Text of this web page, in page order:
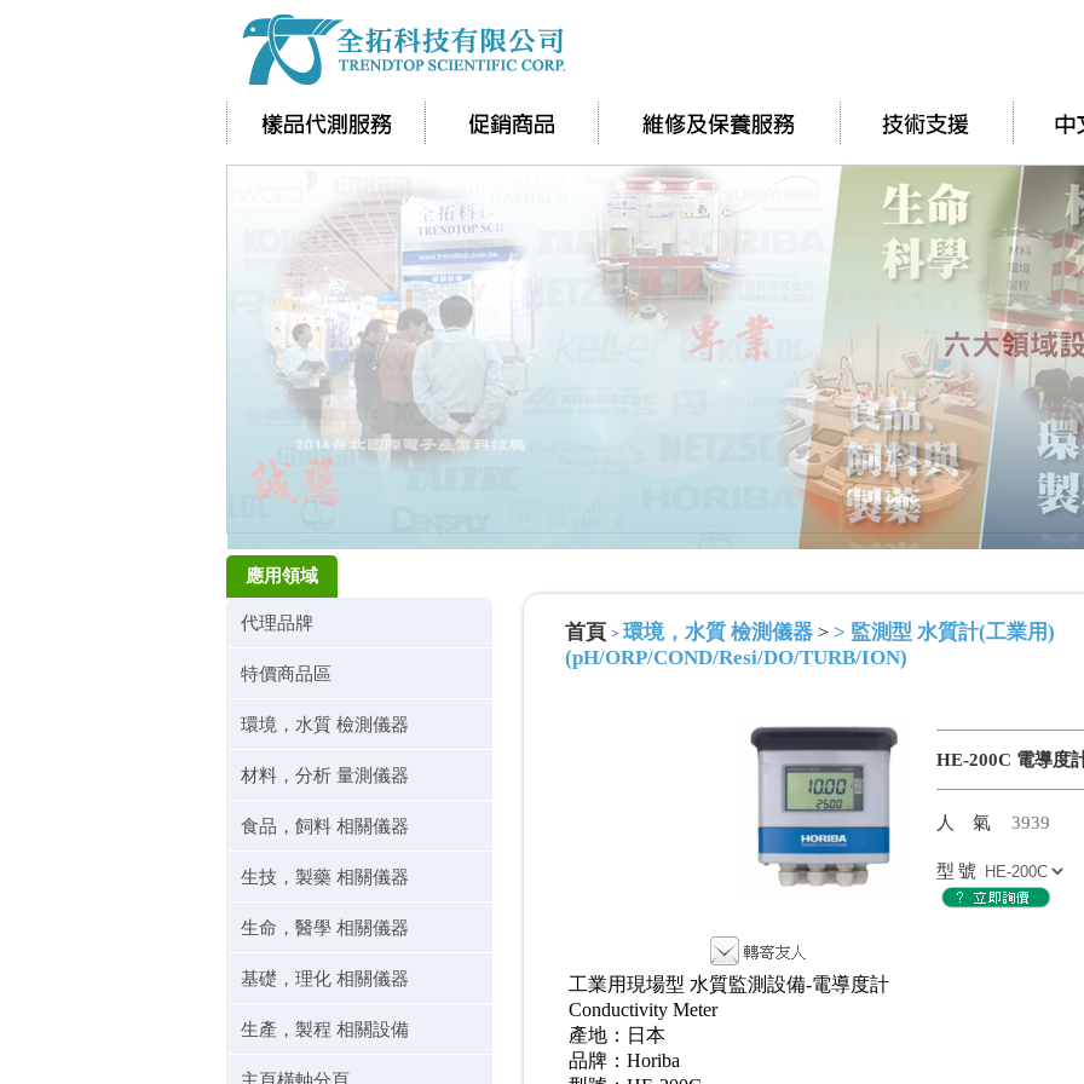
應用領域
代理品牌
特價商品區
環境，水質 檢測儀器
材料，分析 量測儀器
食品，飼料 相關儀器
生技，製藥 相關儀器
生命，醫學 相關儀器
基礎，理化 相關儀器
生產，製程 相關設備
主頁橫軸分頁
首頁 > 環境，水質 檢測儀器 > > 監測型 水質計(工業用)
(pH/ORP/COND/Resi/DO/TURB/ION)
HE-200C 電導度
人氣 3939
型號
工業用現場型 水質監測設備-電導度計
Conductivity Meter
產地：日本
品牌：Horiba